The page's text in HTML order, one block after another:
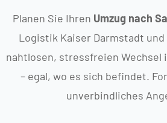
Planen Sie Ihren Umzug nach
Logistik Kaiser Darmstadt
nahtlosen, stressfreien Wechsel
– egal, wo es sich befindet.
unverbindliches